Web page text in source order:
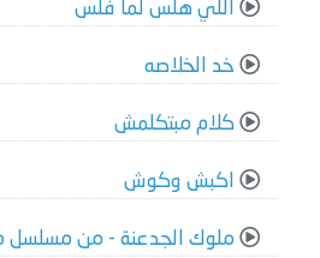
اللي هلس لما فلس
خد الخلاصه
كلام مبتكلمش
اكبش وكوش
ملوك الجدعنة - من مسلسل